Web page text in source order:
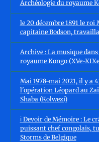
Archéologie du royaume
le 20 décembre 1891 le
capitaine Bodson,
Archive : La musique
royaume Kongo (XVe-
Mai 1978-mai 2021, il y a
l'opération Léopard au
Shaba (Kolwezi)
ℹ️ Devoir de Mémoire : Le
puissant chef congolais,
Storms de Belgique